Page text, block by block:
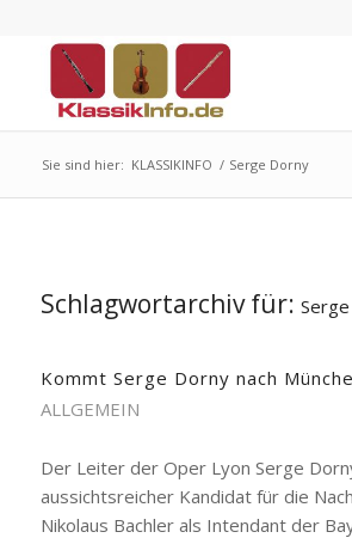
Sie sind hier: KLASSIKINFO / Serge Dorny
Schlagwortarchiv für:
Kommt Serge Dorny nach
ALLGEMEIN
Der Leiter der Oper Lyon Serge
aussichtsreicher Kandidat für die
Nikolaus Bachler als Intendant der